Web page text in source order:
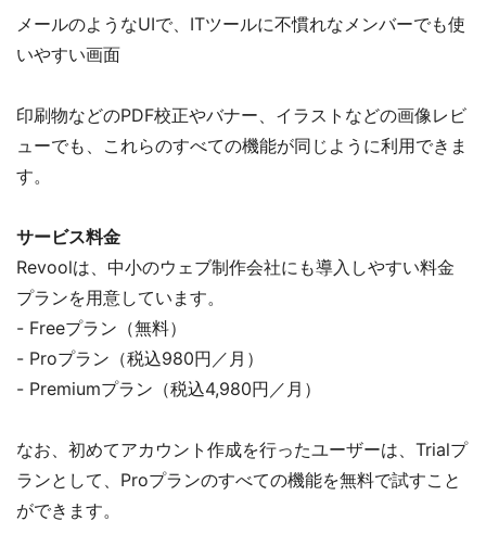
メールのようなUIで、ITツールに不慣れなメンバーでも使
いやすい画面
印刷物などのPDF校正やバナー、イラストなどの画像レビ
ューでも、これらのすべての機能が同じように利用できま
す。
サービス料金
Revoolは、中小のウェブ制作会社にも導入しやすい料金
プランを用意しています。
- Freeプラン（無料）
- Proプラン（税込980円／月）
- Premiumプラン（税込4,980円／月）
なお、初めてアカウント作成を行ったユーザーは、Trialプ
ランとして、Proプランのすべての機能を無料で試すこと
ができます。